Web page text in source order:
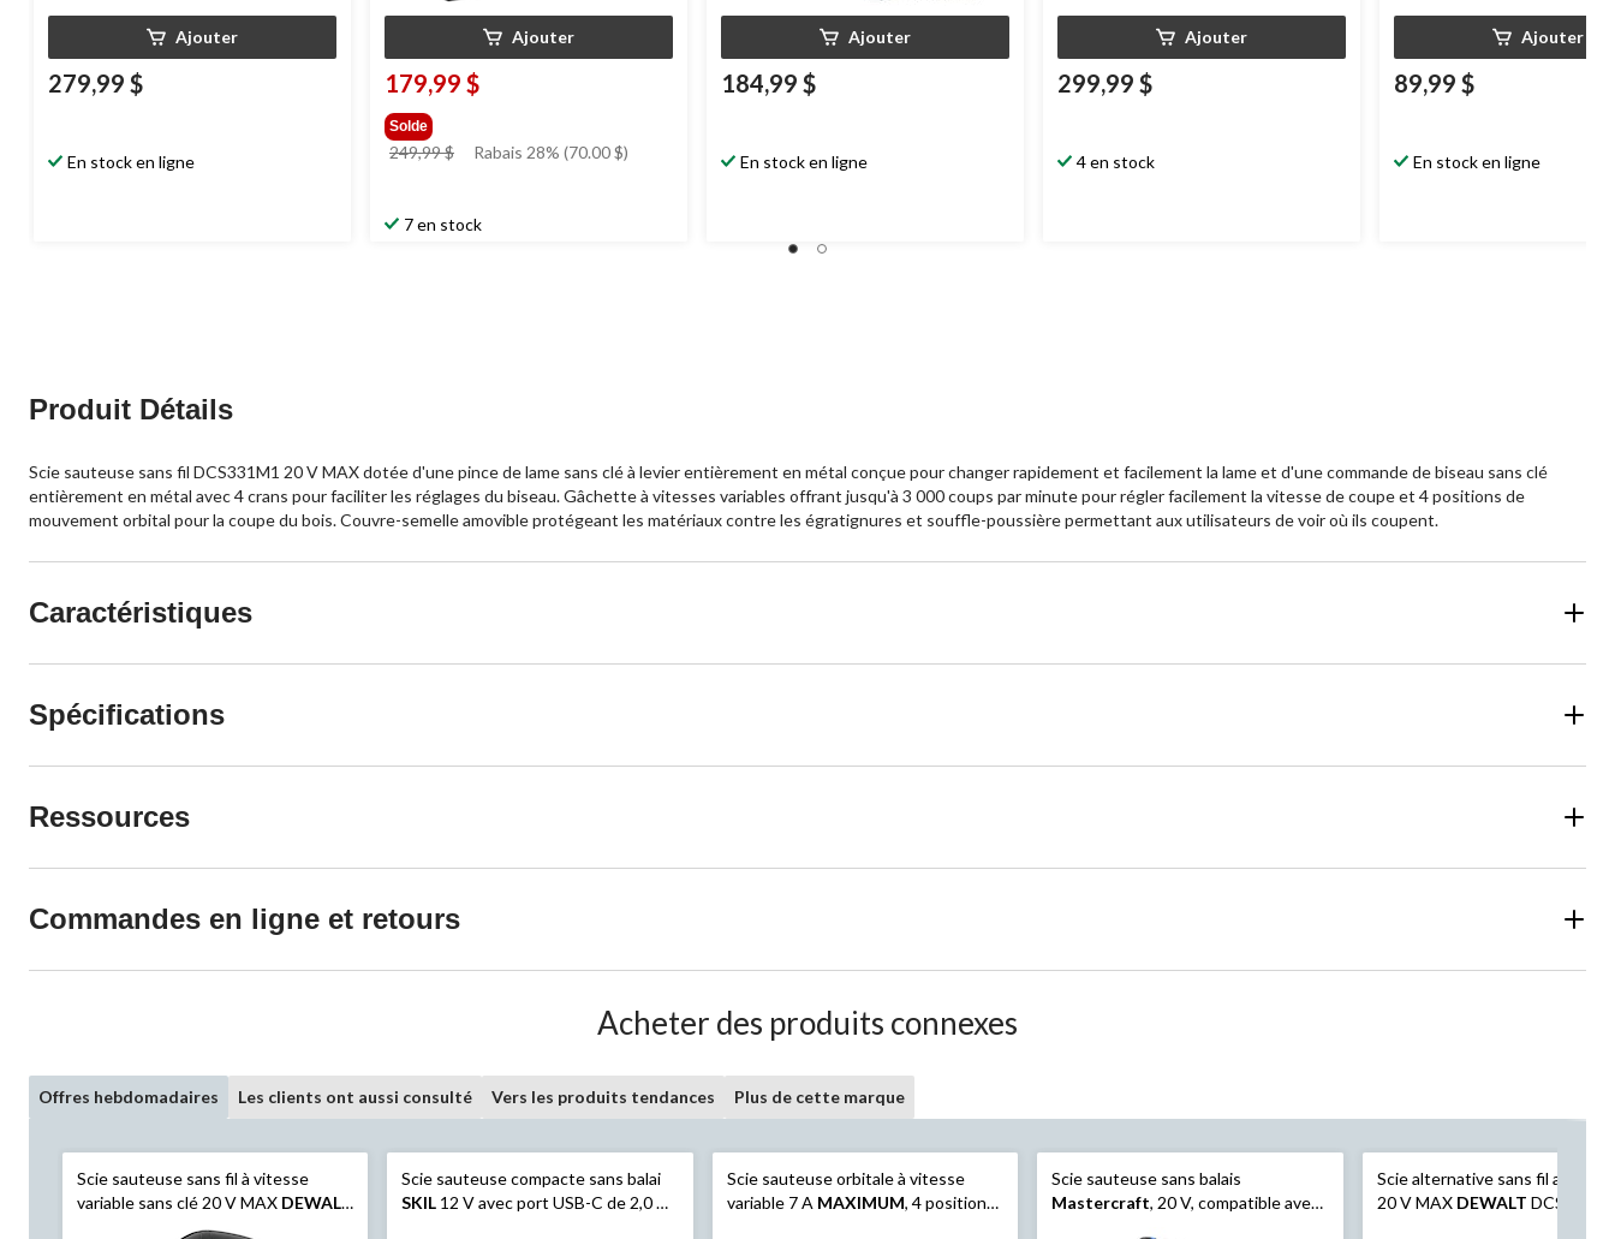
Ajouter
279,99 $
En stock en ligne
Ajouter
179,99 $
Solde
249,99 $
prixRabais 28% (70.00 $)
7 en stock
Ajouter
184,99 $
En stock en ligne
Ajouter
299,99 $
4 en stock
Ajouter
89,99 $
En stock en ligne
Produit Détails
Scie sauteuse sans fil DCS331M1 20 V MAX dotée d'une pince de lame sans clé à levier entièrement en métal conçue pour changer rapidement et facilement la lame et d'une commande de biseau sans clé
entièrement en métal avec 4 crans pour faciliter les réglages du biseau. Gâchette à vitesses variables offrant jusqu'à 3 000 coups par minute pour régler facilement la vitesse de coupe et 4 positions de
mouvement orbital pour la coupe du bois. Couvre-semelle amovible protégeant les matériaux contre les égratignures et souffle-poussière permettant aux utilisateurs de voir où ils coupent.
Caractéristiques
Spécifications
Ressources
Commandes en ligne et retours
Acheter des produits connexes
Offres hebdomadaires Les clients ont aussi consulté Vers les produits tendances Plus de cette marque
Scie sauteuse sans fil à vitesse
variable sans clé 20 V MAX DEWALT
DCS331B avec souffle-poussière,
Scie sauteuse compacte sans balai
SKIL 12 V avec port USB-C de 2,0 Ah
Scie sauteuse orbitale à vitesse
variable 7 A MAXIMUM, 4 positions,
Scie sauteuse sans balais
Mastercraft, 20 V, compatible avec
Scie alternative sans fil au
20 V MAX DEWALT